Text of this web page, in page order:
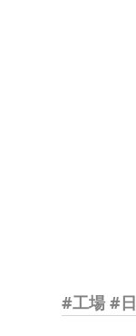
#工場 #